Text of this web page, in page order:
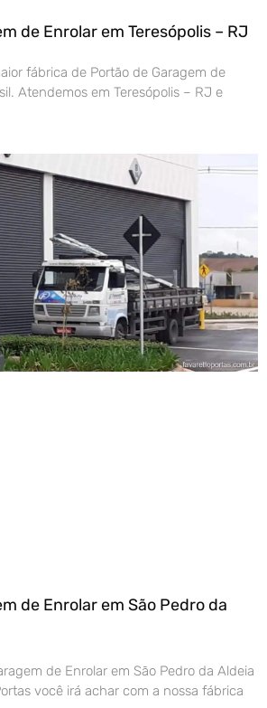
de Enrolar em Teresópolis – RJ
fábrica de Portão de Garagem de
Atendemos em Teresópolis – RJ e
de Enrolar em São Pedro da
de Enrolar em São Pedro da Aldeia
você irá achar com a nossa fábrica